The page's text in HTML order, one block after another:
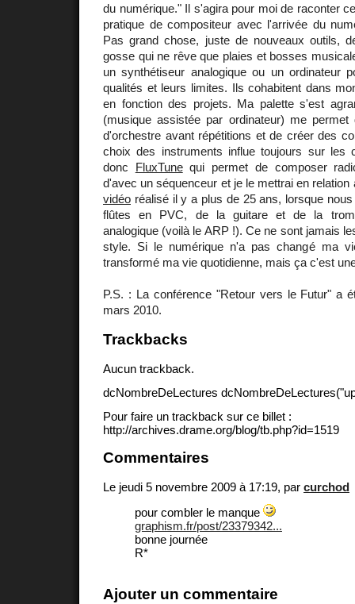
du numérique." Il s'agira pour moi de raconter
pratique de compositeur avec l'arrivée du
Pas grand chose, juste de nouveaux outils,
gosse qui ne rêve que plaies et bosses
un synthétiseur analogique ou un ordinateur
qualités et leurs limites. Ils cohabitent dans
en fonction des projets. Ma palette s'est
(musique assistée par ordinateur) me
d'orchestre avant répétitions et de créer des
choix des instruments influe toujours sur les
donc FluxTunequi permet de composer
d'avec un séquenceur et je le mettrai en
vidéo réalisé il y a plus de 25 ans, lorsque
flûtes en PVC, de la guitare et de la
analogique (voilà le ARP !). Ce ne sont jamais
style. Si le numérique n'a pas changé ma
transformé ma vie quotidienne, mais ça c'est
P.S. : La conférence "Retour vers le Futur" a
mars 2010.
Trackbacks
Aucun trackback.
dcNombreDeLectures
Pour faire un trackback sur ce billet :
http://archives.drame.org/blog/tb.php?id=1519
Commentaires
Le jeudi 5 novembre 2009 à 17:19, par curchod
pour combler le manque
graphism.fr/post/23379342...
bonne journée
R*
Ajouter un commentaire